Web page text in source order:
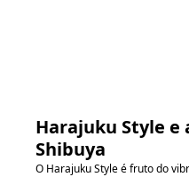
Harajuku Style e
Shibuya
O Harajuku Style é fruto do